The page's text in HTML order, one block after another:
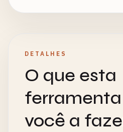
DETALHES
O que esta
você a